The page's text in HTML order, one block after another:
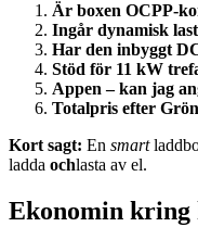
Är boxen OCPP-
Ingår dynamisk
Har den inbyggt
Stöd för 11 kW
Appen – kan jag
Totalpris efter
Kort sagt: En smart
ladda ochlasta av el.
Ekonomin kring